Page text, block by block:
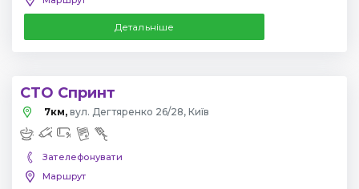
Детальніше
СТО Спринт
7км, вул. Дегтяренко 26/28, Київ
Зателефонувати
Маршрут